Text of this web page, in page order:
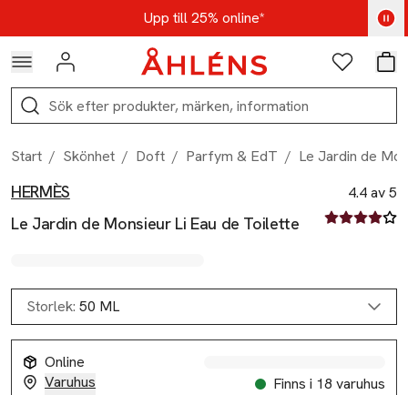
Hoppa till navigationsmenynUpp till 25% online*
Kod: AUG25 - Shoppa nu
Logga in Favoriter
Sök
Start / Skönhet / Doft / Parfym & EdT / Le Jardin de
Produktbilder
Hoppa över bildspelet
HERMÈS
Le Jardin de Monsieur Li Eau de Toilette
4.4 av 5
4.4 av fem
Storlek: 50 ML
Online
Varuhus
Finns i 18 varuhus
Produktinformation